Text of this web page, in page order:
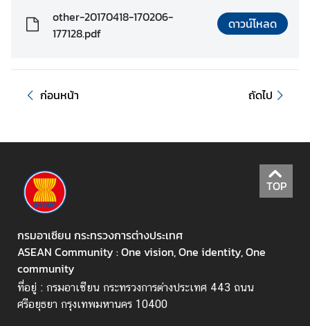
เ
ว
า
ซี
ย
น
ค
ว
า
ม
other-20170418-170206-
177128.pdf
ดาวน์โหลด
ก่อนหน้า ถัดไป
TOP
กรมอาเซียน กระทรวงการต่างประเทศ
ASEAN Community : One vision, One identity, One
community
ที่อยู่ : กรมอาเซียน กระทรวงการต่างประเทศ 443 ถนน
ศรีอยุธยา กรุงเทพมหานคร 10400